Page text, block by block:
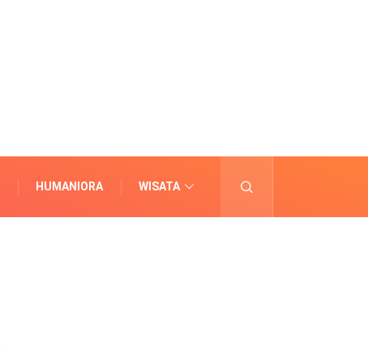
HUMANIORA WISATA